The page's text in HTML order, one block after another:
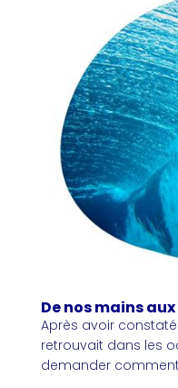
De nos mains
Après avoir
retrouvait dans les
demander comment